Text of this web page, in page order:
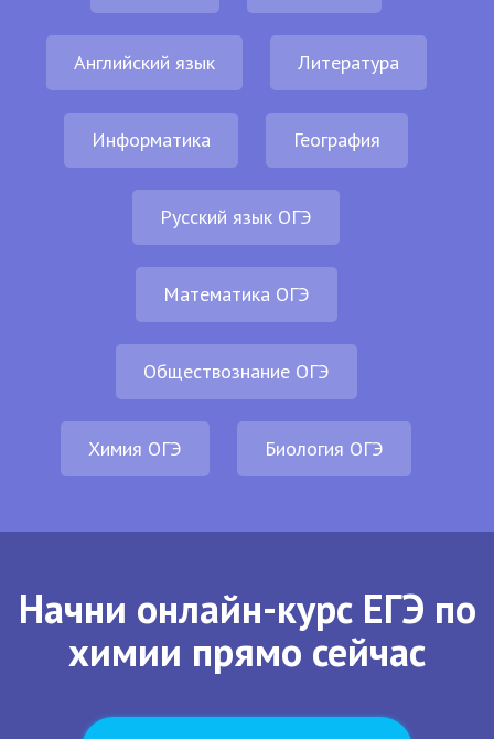
Английский язык Литература
Информатика География
Русский язык ОГЭ
Математика ОГЭ
Обществознание ОГЭ
Химия ОГЭ Биология ОГЭ
Начни онлайн-курс ЕГЭ по
химии прямо сейчас